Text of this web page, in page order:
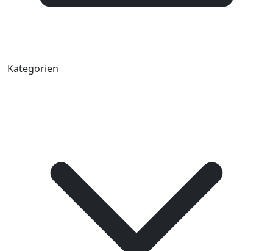
Kategorien